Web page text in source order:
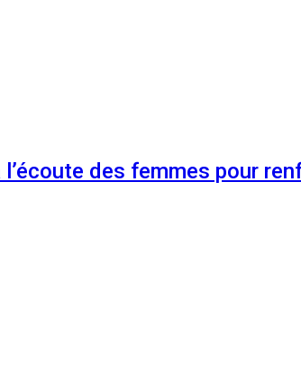
des femmes pour